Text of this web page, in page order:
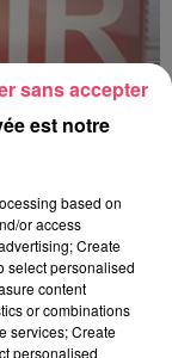
est notre
based on
or access
Create
select personalised
content
or combinations
services; Create
personalised
sans accepter